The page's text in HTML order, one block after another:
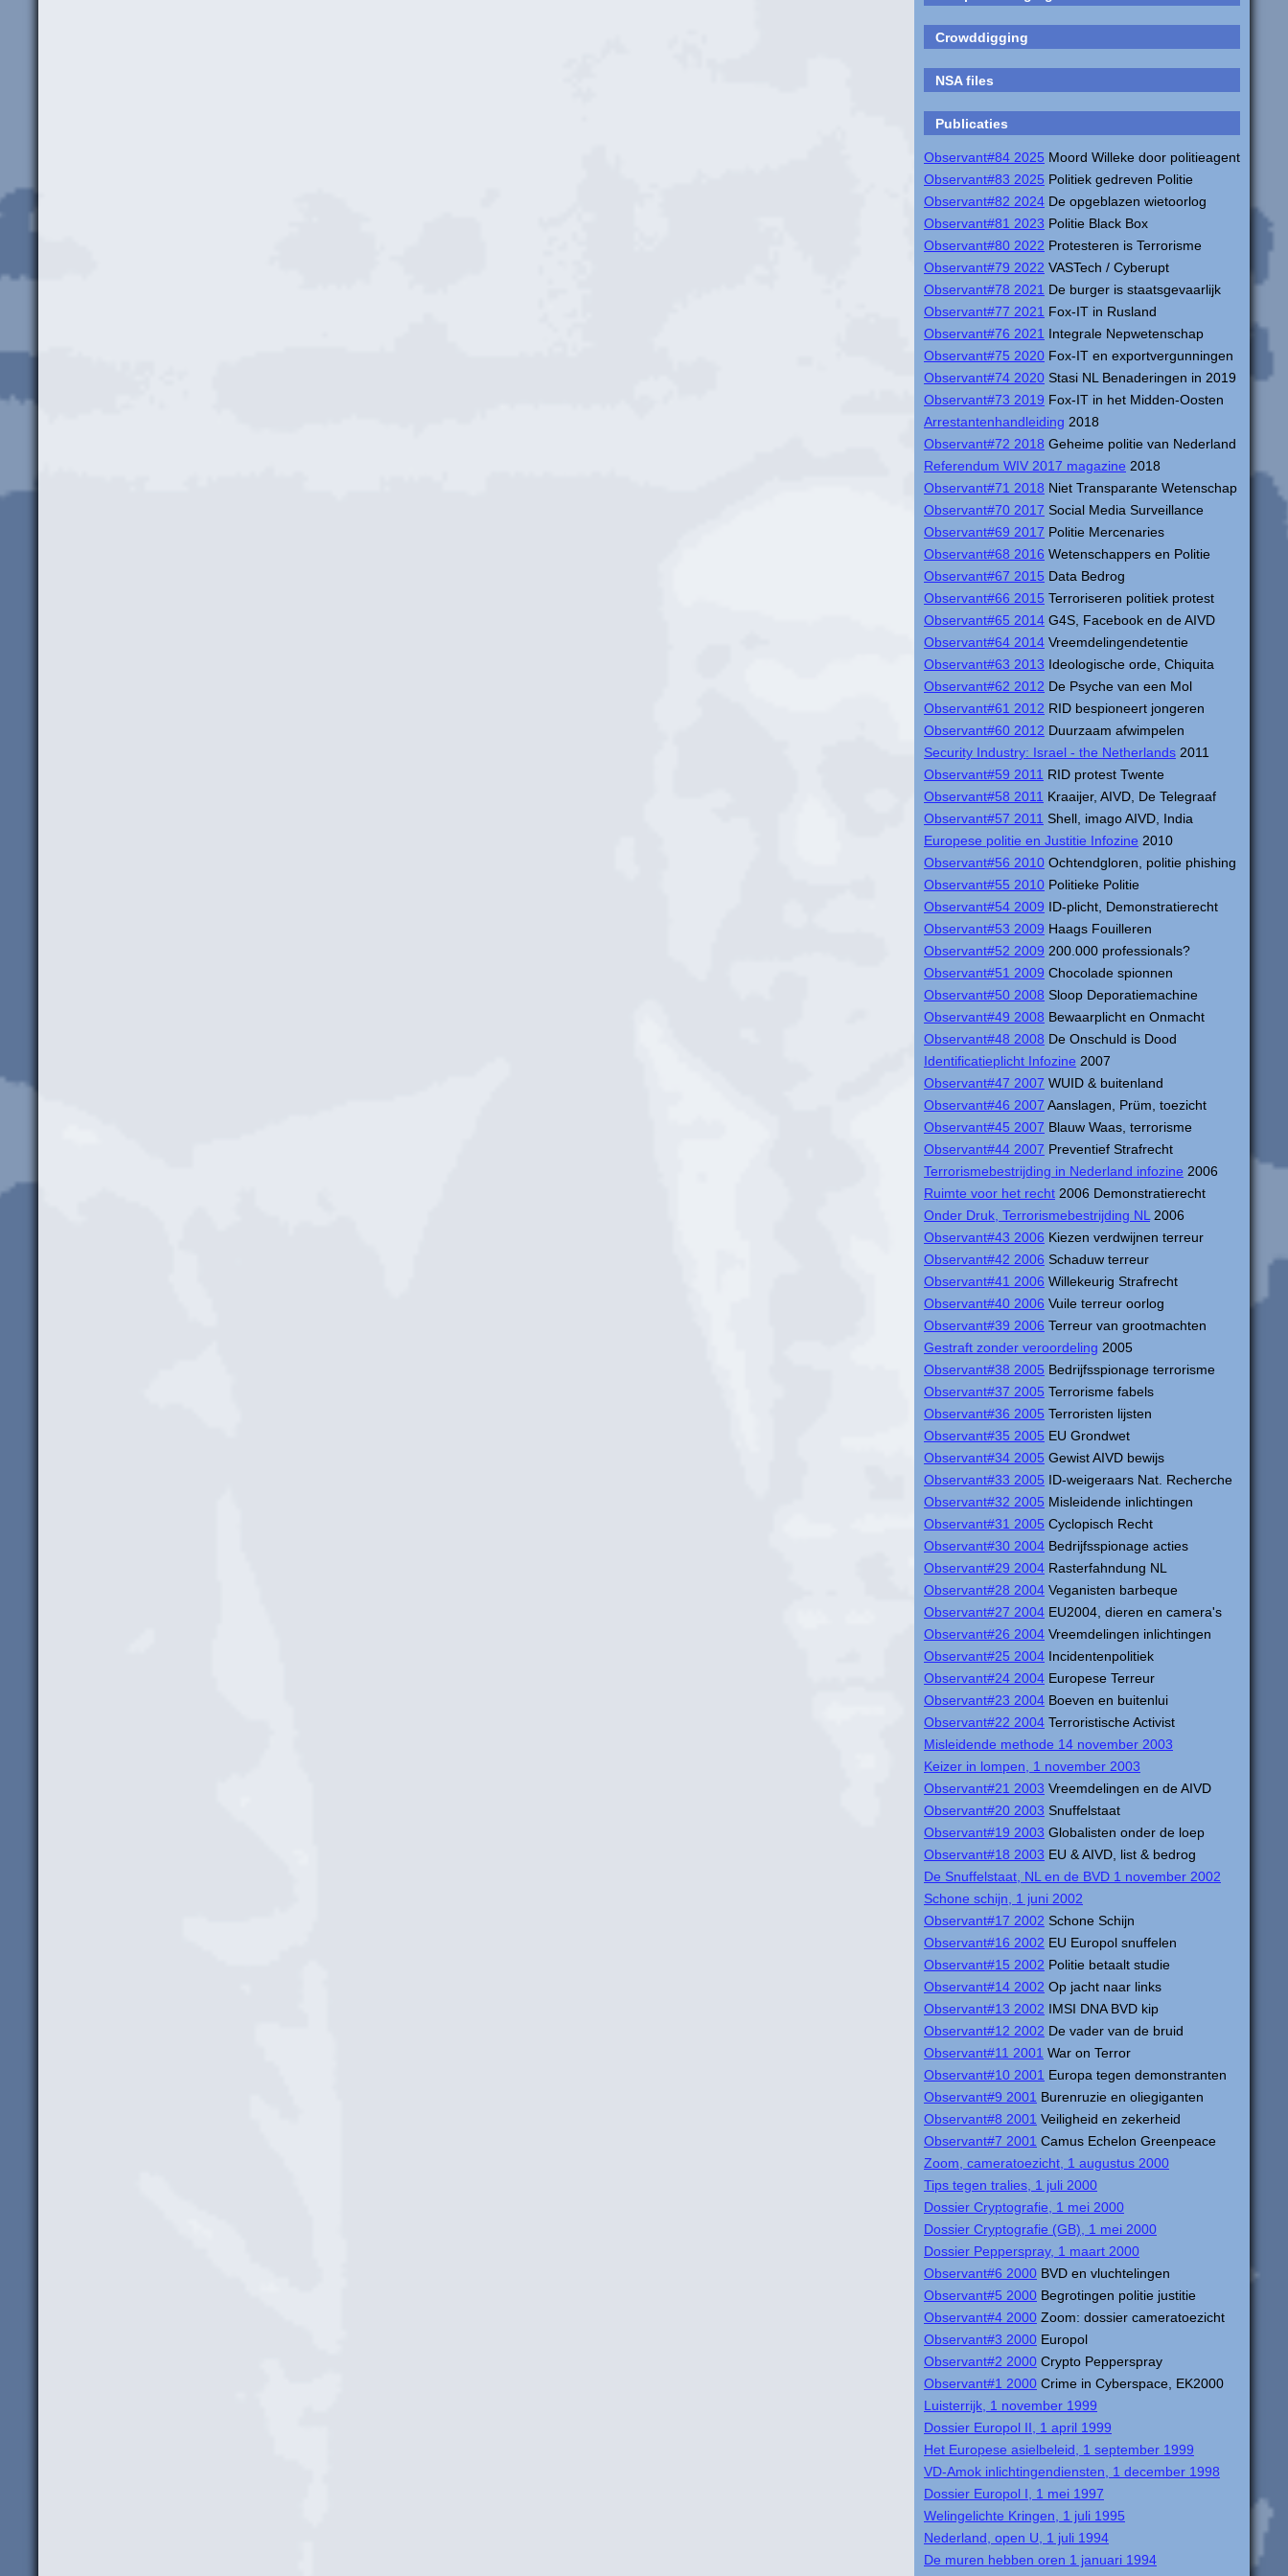
Crowddigging
NSA files
Publicaties
Observant#84 2025 Moord Willeke door politieagent
Observant#83 2025 Politiek gedreven Politie
Observant#82 2024 De opgeblazen wietoorlog
Observant#81 2023 Politie Black Box
Observant#80 2022 Protesteren is Terrorisme
Observant#79 2022 VASTech / Cyberupt
Observant#78 2021 De burger is staatsgevaarlijk
Observant#77 2021 Fox-IT in Rusland
Observant#76 2021 Integrale Nepwetenschap
Observant#75 2020 Fox-IT en exportvergunningen
Observant#74 2020 Stasi NL Benaderingen in 2019
Observant#73 2019 Fox-IT in het Midden-Oosten
Arrestantenhandleiding 2018
Observant#72 2018 Geheime politie van Nederland
Referendum WIV 2017 magazine 2018
Observant#71 2018 Niet Transparante Wetenschap
Observant#70 2017 Social Media Surveillance
Observant#69 2017 Politie Mercenaries
Observant#68 2016 Wetenschappers en Politie
Observant#67 2015 Data Bedrog
Observant#66 2015 Terroriseren politiek protest
Observant#65 2014 G4S, Facebook en de AIVD
Observant#64 2014 Vreemdelingendetentie
Observant#63 2013 Ideologische orde, Chiquita
Observant#62 2012 De Psyche van een Mol
Observant#61 2012 RID bespioneert jongeren
Observant#60 2012 Duurzaam afwimpelen
Security Industry: Israel - the Netherlands 2011
Observant#59 2011 RID protest Twente
Observant#58 2011 Kraaijer, AIVD, De Telegraaf
Observant#57 2011 Shell, imago AIVD, India
Europese politie en Justitie Infozine 2010
Observant#56 2010 Ochtendgloren, politie phishing
Observant#55 2010 Politieke Politie
Observant#54 2009 ID-plicht, Demonstratierecht
Observant#53 2009 Haags Fouilleren
Observant#52 2009 200.000 professionals?
Observant#51 2009 Chocolade spionnen
Observant#50 2008 Sloop Deporatiemachine
Observant#49 2008 Bewaarplicht en Onmacht
Observant#48 2008 De Onschuld is Dood
Identificatieplicht Infozine 2007
Observant#47 2007 WUID & buitenland
Observant#46 2007 Aanslagen, Prüm, toezicht
Observant#45 2007 Blauw Waas, terrorisme
Observant#44 2007 Preventief Strafrecht
Terrorismebestrijding in Nederland infozine 2006
Ruimte voor het recht 2006 Demonstratierecht
Onder Druk, Terrorismebestrijding NL 2006
Observant#43 2006 Kiezen verdwijnen terreur
Observant#42 2006 Schaduw terreur
Observant#41 2006 Willekeurig Strafrecht
Observant#40 2006 Vuile terreur oorlog
Observant#39 2006 Terreur van grootmachten
Gestraft zonder veroordeling 2005
Observant#38 2005 Bedrijfsspionage terrorisme
Observant#37 2005 Terrorisme fabels
Observant#36 2005 Terroristen lijsten
Observant#35 2005 EU Grondwet
Observant#34 2005 Gewist AIVD bewijs
Observant#33 2005 ID-weigeraars Nat. Recherche
Observant#32 2005 Misleidende inlichtingen
Observant#31 2005 Cyclopisch Recht
Observant#30 2004 Bedrijfsspionage acties
Observant#29 2004 Rasterfahndung NL
Observant#28 2004 Veganisten barbeque
Observant#27 2004 EU2004, dieren en camera's
Observant#26 2004 Vreemdelingen inlichtingen
Observant#25 2004 Incidentenpolitiek
Observant#24 2004 Europese Terreur
Observant#23 2004 Boeven en buitenlui
Observant#22 2004 Terroristische Activist
Misleidende methode 14 november 2003
Keizer in lompen, 1 november 2003
Observant#21 2003 Vreemdelingen en de AIVD
Observant#20 2003 Snuffelstaat
Observant#19 2003 Globalisten onder de loep
Observant#18 2003 EU & AIVD, list & bedrog
De Snuffelstaat, NL en de BVD 1 november 2002
Schone schijn, 1 juni 2002
Observant#17 2002 Schone Schijn
Observant#16 2002 EU Europol snuffelen
Observant#15 2002 Politie betaalt studie
Observant#14 2002 Op jacht naar links
Observant#13 2002 IMSI DNA BVD kip
Observant#12 2002 De vader van de bruid
Observant#11 2001 War on Terror
Observant#10 2001 Europa tegen demonstranten
Observant#9 2001 Burenruzie en oliegiganten
Observant#8 2001 Veiligheid en zekerheid
Observant#7 2001 Camus Echelon Greenpeace
Zoom, cameratoezicht, 1 augustus 2000
Tips tegen tralies, 1 juli 2000
Dossier Cryptografie, 1 mei 2000
Dossier Cryptografie (GB), 1 mei 2000
Dossier Pepperspray, 1 maart 2000
Observant#6 2000 BVD en vluchtelingen
Observant#5 2000 Begrotingen politie justitie
Observant#4 2000 Zoom: dossier cameratoezicht
Observant#3 2000 Europol
Observant#2 2000 Crypto Pepperspray
Observant#1 2000 Crime in Cyberspace, EK2000
Luisterrijk, 1 november 1999
Dossier Europol II, 1 april 1999
Het Europese asielbeleid, 1 september 1999
VD-Amok inlichtingendiensten, 1 december 1998
Dossier Europol I, 1 mei 1997
Welingelichte Kringen, 1 juli 1995
Nederland, open U, 1 juli 1994
De muren hebben oren 1 januari 1994